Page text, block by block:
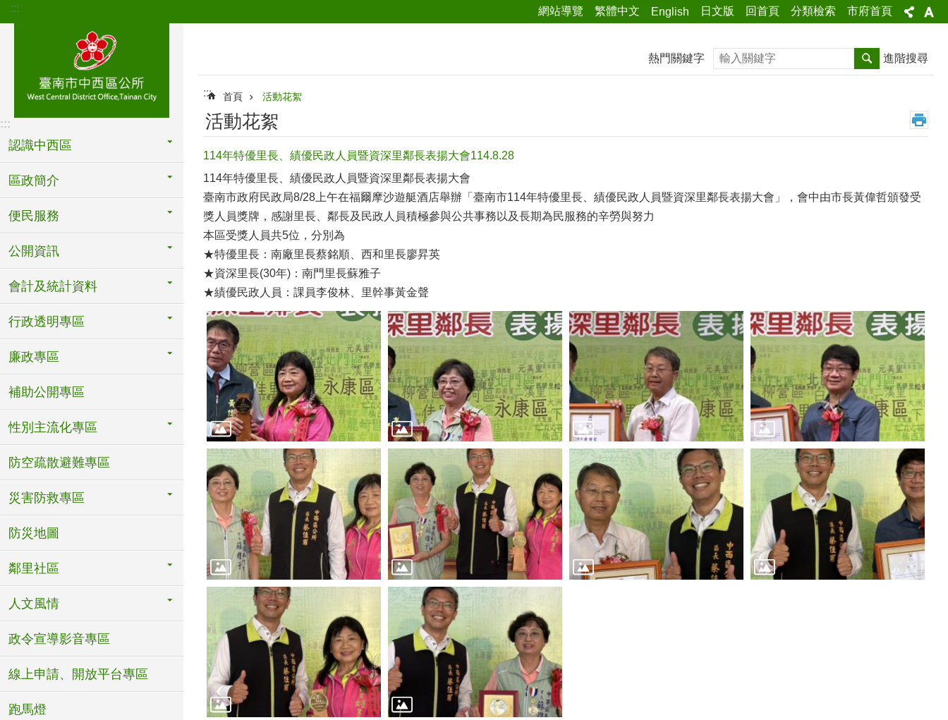
跳到主要內容區塊
::: 網站導覽 繁體中文 English 日文版 回首頁 分類檢索 市府首頁
:::
認識中西區
區政簡介
便民服務
公開資訊
會計及統計資料
行政透明專區
廉政專區
補助公開專區
性別主流化專區
防空疏散避難專區
災害防救專區
防災地圖
鄰里社區
人文風情
政令宣導影音專區
線上申請、開放平台專區
跑馬燈
熱門關鍵字 搜尋 進階搜尋
::: 首頁 活動花絮
活動花絮
114年特優里長、績優民政人員暨資深里鄰長表揚大會114.8.28
114年特優里長、績優民政人員暨資深里鄰長表揚大會
臺南市政府民政局8/28上午在福爾摩沙遊艇酒店舉辦「臺南市114年特優里長、績優民政人員暨資深里鄰長表揚大會」，會中由市長黃偉哲頒發受
獎人員獎牌，感謝里長、鄰長及民政人員積極參與公共事務以及長期為民服務的辛勞與努力
本區受獎人員共5位，分別為
★特優里長：南廠里長蔡銘順、西和里長廖昇英
★資深里長(30年)：南門里長蘇雅子
★績優民政人員：課員李俊林、里幹事黃金聲